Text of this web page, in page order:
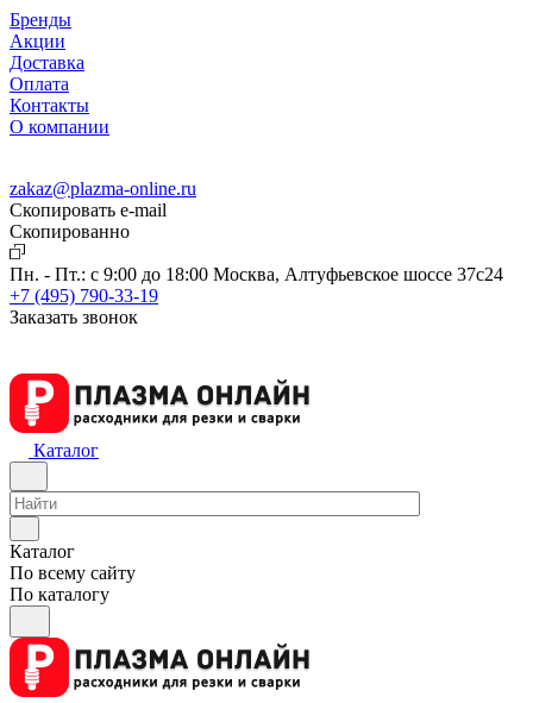
Бренды
Акции
Доставка
Оплата
Контакты
О компании
zakaz@plazma-online.ru
Скопировать e-mail
Cкопированно
Пн. - Пт.: с 9:00 до 18:00 Москва, Алтуфьевское шоссе 37с24
+7 (495) 790-33-19
Заказать звонок
Каталог
Каталог
По всему сайту
По каталогу